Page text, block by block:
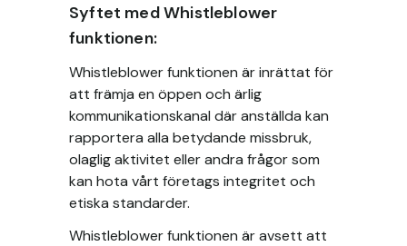
Syftet med Whistleblower
funktionen:
Whistleblower funktionen är inrättat för
att främja en öppen och ärlig
kommunikationskanal där anställda kan
rapportera alla betydande missbruk,
olaglig aktivitet eller andra frågor som
kan hota vårt företags integritet och
etiska standarder.
Whistleblower funktionen är avsett att